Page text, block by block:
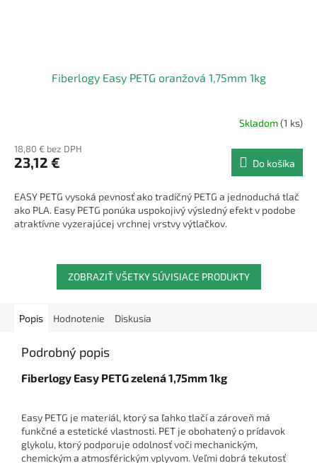
Fiberlogy Easy PETG oranžová 1,75mm 1kg
Skladom(1 ks)
18,80 € bez DPH
23,12 € Do košíka
EASY PETG vysoká pevnosť ako tradičný PETG a jednoduchá tlač
ako PLA. Easy PETG ponúka uspokojivý výsledný efekt v podobe
atraktívne vyzerajúcej vrchnej vrstvy výtlačkov.
ZOBRAZIŤ VŠETKY SÚVISIACE PRODUKTY
Popis Hodnotenie Diskusia
Podrobný popis
Fiberlogy Easy PETG zelená 1,75mm 1kg
Easy PETG je materiál, ktorý sa ľahko tlačí a zároveň má
funkčné a estetické vlastnosti. PET je obohatený o prídavok
glykolu, ktorý podporuje odolnosť voči mechanickým,
chemickým a atmosférickým vplyvom. Veľmi dobrá tekutosť